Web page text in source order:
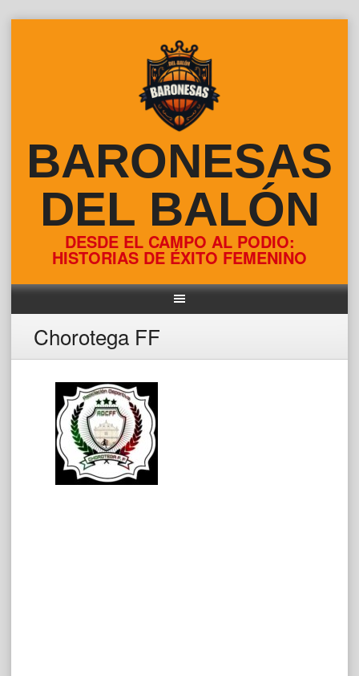
BARONESAS
DEL BALÓN
DESDE EL CAMPO AL PODIO:
HISTORIAS DE ÉXITO FEMENINO
Chorotega FF